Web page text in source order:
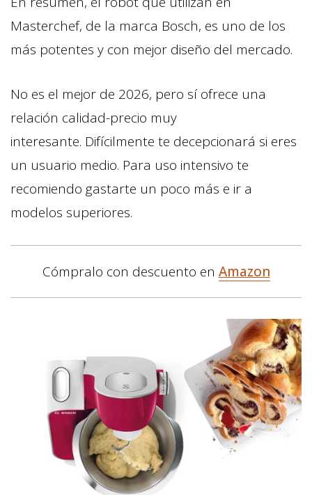
Masterchef, de la marca Bosch, es uno de los
más potentes y con mejor diseño del mercado.
No es el mejor de 2026, pero sí ofrece una
relación calidad-precio muy
interesante. Difícilmente te decepcionará si eres
un usuario medio. Para uso intensivo te
recomiendo gastarte un poco más e ir a
modelos superiores.
Cómpralo con descuento en Amazon